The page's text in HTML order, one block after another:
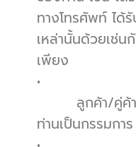
ทางโทรศัพท์ ได้
เหล่านั้นด้วยเช่น
เพียง
•
ลูกค้า/คู่ค้าอ
ท่านเป็นกรรมการ